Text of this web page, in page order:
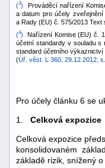
(3) Prováděcí nařízení
a datum pro účely
a Rady (EU) č. 575/2013
(4) Nařízení Komise (EU) č.
účetní standardy v souladu s
standard účetního
(Úř. věst. L 360, 29.12.2012,
Pro účely článku 6 se
1. Celková expozice
Celková expozice
konsolidovaném
základě rizik, snížený